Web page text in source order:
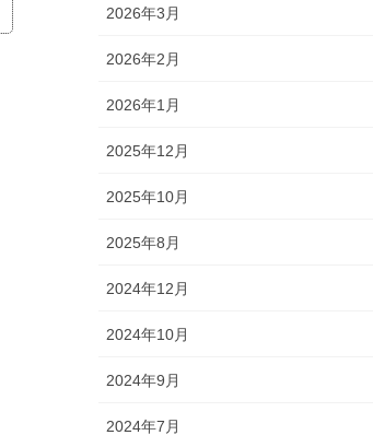
2026年3月
2026年2月
2026年1月
2025年12月
2025年10月
2025年8月
2024年12月
2024年10月
2024年9月
2024年7月